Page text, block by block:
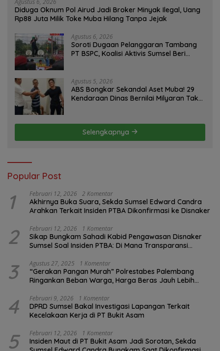
Diduga Oknum Pol Airud Jadi Broker Minyak Ilegal, Uang
Rp88 Juta Milik Toke Muba Hilang Tanpa Jejak
Agustus 6, 2026
Soroti Dugaan Pelanggaran Tambang
PT BSPC, Koalisi Aktivis Sumsel Beri
Agustus 5, 2026
ABS Bongkar Sekandal Aset Muba! 29
Kendaraan Dinas Bernilai Milyaran Tak
Selengkapnya
Popular Post
1 Februari 12, 2026 2 Komentar
Akhirnya Buka Suara, Sekda Sumsel Edward Candra
Arahkan Terkait Insiden PTBA Dikonfirmasi ke Disnaker
2 Februari 12, 2026 1 Komentar
Sikap Bungkam Sahadi Kabid Pengawasan Disnaker
Sumsel Soal Insiden PTBA: Di Mana Transparansi
3 Agustus 27, 2025 1 Komentar
“Gerakan Pangan Murah” Polrestabes Palembang
Ringankan Beban Warga, Harga Beras Jauh Lebih
4 Februari 9, 2026 1 Komentar
DPRD Sumsel Bakal Investigasi Lapangan Terkait
Kecelakaan Kerja di PT Bukit Asam
5 Februari 12, 2026 1 Komentar
Insiden Maut di PT Bukit Asam Jadi Sorotan, Sekda